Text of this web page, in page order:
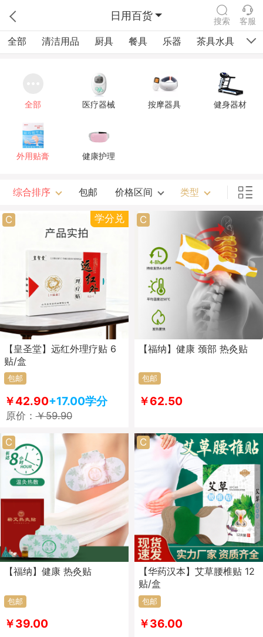
日用百货 搜索 客服
全部 清洁用品 厨具 餐具 乐器 茶具水具 健
全部 医疗器械 按摩器具 健身器材
外用贴膏 健康护理
综合排序 包邮 价格区间 类型
C 学分兑
【皇圣堂】远红外理疗贴 6
贴/盒
包邮
￥42.90+17.00学分
原价：￥59.90
C
【福纳】健康 颈部 热灸贴
包邮
￥62.50
C
【福纳】健康 热灸贴
包邮
￥39.00
C
【华药汉本】艾草腰椎贴 12
贴/盒
包邮
￥36.00